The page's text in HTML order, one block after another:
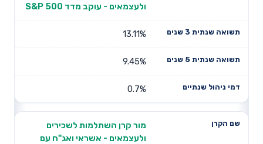
ולעצמאים - עוקב מדד S&P 500
13.11%
9.45%
0.7%
מור קרן השתלמות לשכירים
ולעצמאים - אשראי ואג"ח עם